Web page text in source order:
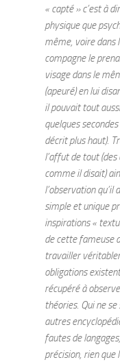
« capté » c’est à
physique que
même, voire dans
compagne le
visage dans le
(apeuré) en lui
il pouvait tout
quelques
décrit plus haut).
l’affut de tout
comme il disait)
l’observation
simple et unique
inspirations «
de cette fameuse
travailler
obligations
récupéré à
théories. Qui ne
autres
fautes de
précision, rien que